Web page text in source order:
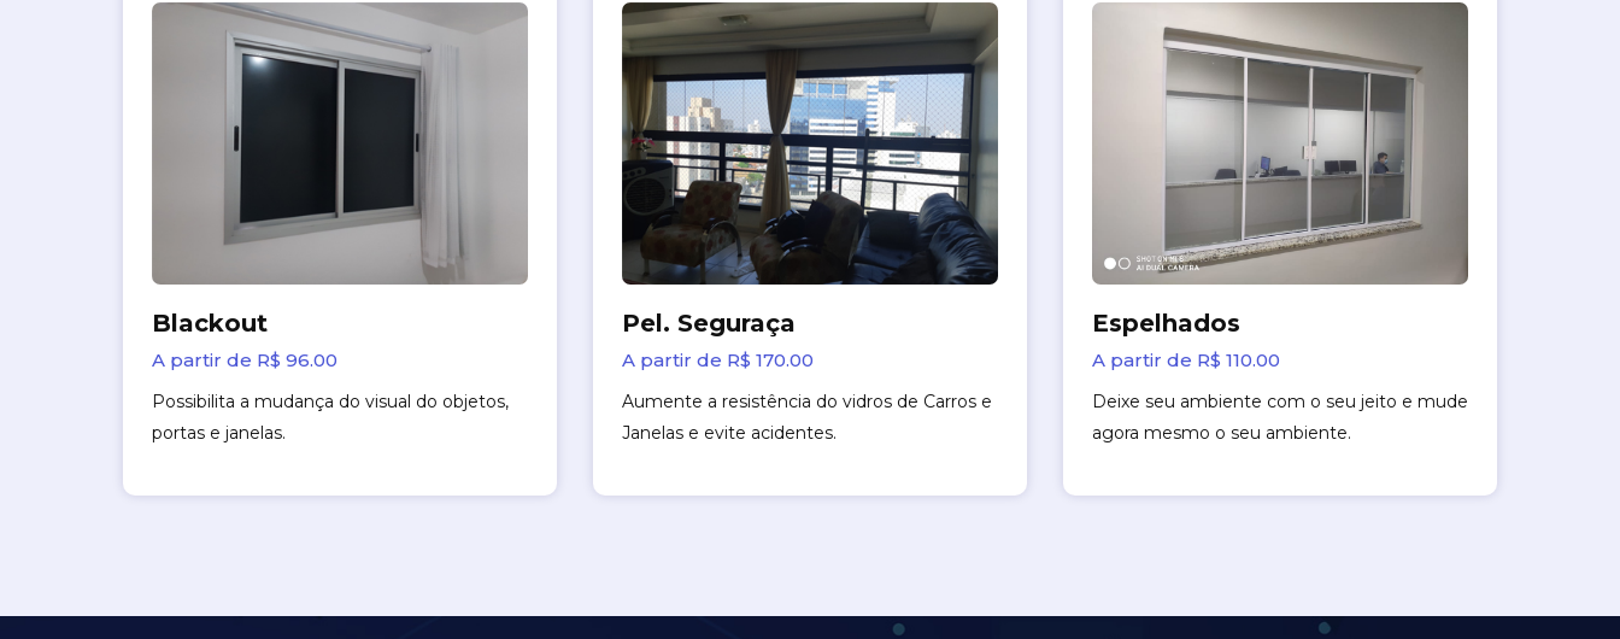
Blackout
A partir de R$ 96.00
Possibilita a mudança do visual do objetos,
portas e janelas.
Pel. Seguraça
A partir de R$ 170.00
Aumente a resistência do vidros de Carros e
Janelas e evite acidentes.
Espelhados
A partir de R$ 110.00
Deixe seu ambiente com o seu jeito e mude
agora mesmo o seu ambiente.